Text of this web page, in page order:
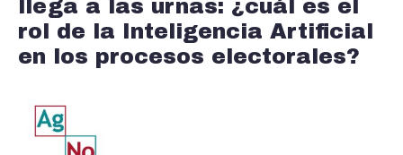
llega a las urnas: ¿cuál es el
rol de la Inteligencia Artificial
en los procesos electorales?